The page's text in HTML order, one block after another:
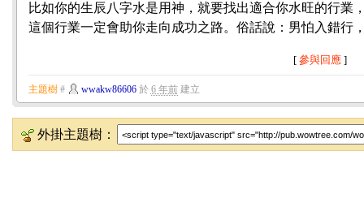
比如你的生辰八字水是用神，就要找出適合你水旺的行業
這個行業一定會助你走向成功之路。俗話說：男怕入錯行
[ 參與回應]
主題樹 # wwakw86606於 6 年前建立
外掛主題樹：